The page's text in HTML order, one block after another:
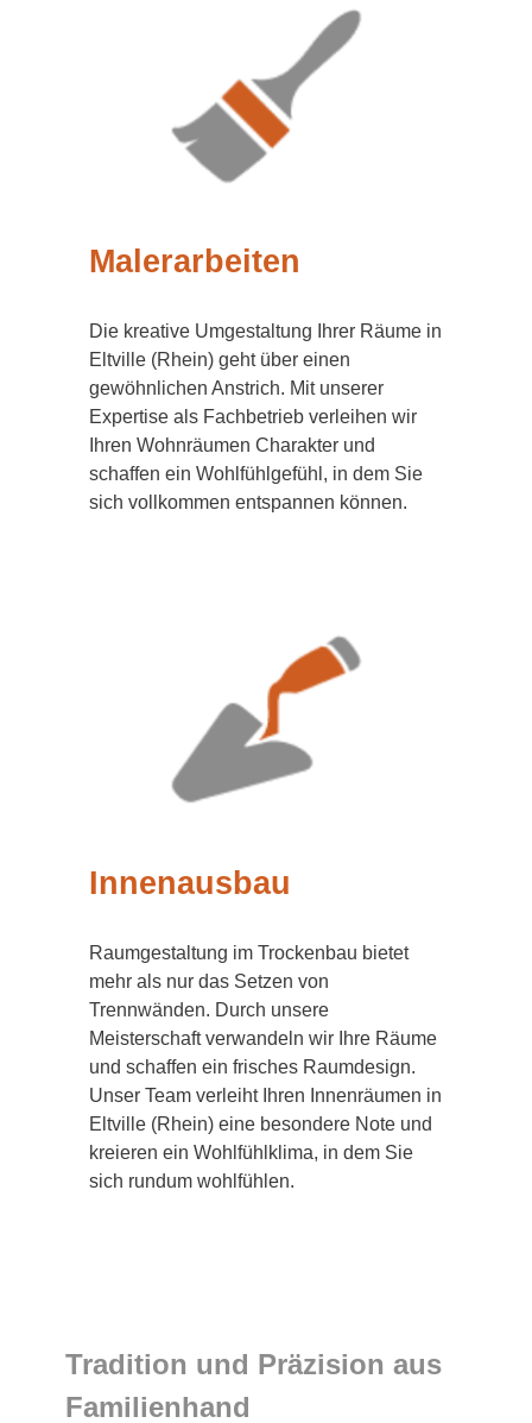
Malerarbeiten
Die kreative Umgestaltung Ihrer Räume in
Eltville (Rhein) geht über einen
gewöhnlichen Anstrich. Mit unserer
Expertise als Fachbetrieb verleihen wir
Ihren Wohnräumen Charakter und
schaffen ein Wohlfühlgefühl, in dem Sie
sich vollkommen entspannen können.
Innenausbau
Raumgestaltung im Trockenbau bietet
mehr als nur das Setzen von
Trennwänden. Durch unsere
Meisterschaft verwandeln wir Ihre Räume
und schaffen ein frisches Raumdesign.
Unser Team verleiht Ihren Innenräumen in
Eltville (Rhein) eine besondere Note und
kreieren ein Wohlfühlklima, in dem Sie
sich rundum wohlfühlen.
Tradition und Präzision aus
Familienhand